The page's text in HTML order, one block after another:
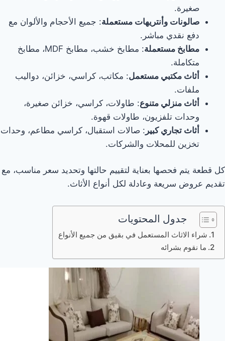
صغيرة.
صالونات وأنتريهات مستعملة: جميع الأحجام والألوان مع
دفع نقدي مباشر.
مطابخ مستعملة
: مطابخ خشب، مطابخ MDF، مطابخ
متكاملة.
أثاث مكتبي مستعمل: مكاتب، كراسي، خزائن، دواليب
ملفات.
أثاث منزلي متنوع: طاولات، كراسي، خزائن صغيرة،
وحدات تلفزيون، طاولات قهوة.
أثاث تجاري كبير : صالات استقبال، كراسي مطاعم، وحدات
تخزين للمحلات والشركات.
كل قطعة يتم فحصها بعناية لتقييم حالتها وتحديد سعر مناسب، مع
تقديم عروض سريعة وعادلة لكل أنواع الأثاث.
جدول المحتويات
شراء الاثاث المستعمل في بقيق من جميع الأنواع
ما نقوم بشرائه